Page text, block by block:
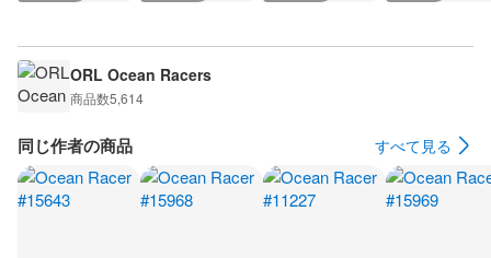
ORL Ocean Racers
商品数5,614
同じ作者の商品 すべて見る